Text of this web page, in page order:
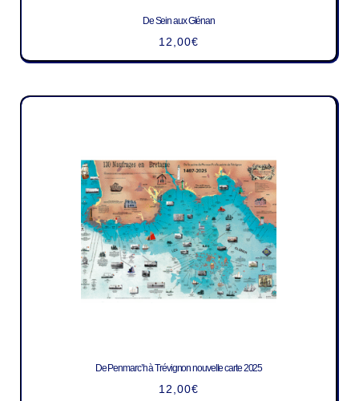
De Sein aux Glénan
12,00€
De Penmarc’h à Trévignon nouvelle carte 2025
12,00€